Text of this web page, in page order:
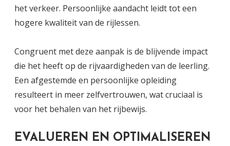
het verkeer. Persoonlijke aandacht leidt tot een
hogere kwaliteit van de rijlessen.
Congruent met deze aanpak is de blijvende impact
die het heeft op de rijvaardigheden van de leerling.
Een afgestemde en persoonlijke opleiding
resulteert in meer zelfvertrouwen, wat cruciaal is
voor het behalen van het rijbewijs.
EVALUEREN EN OPTIMALISEREN